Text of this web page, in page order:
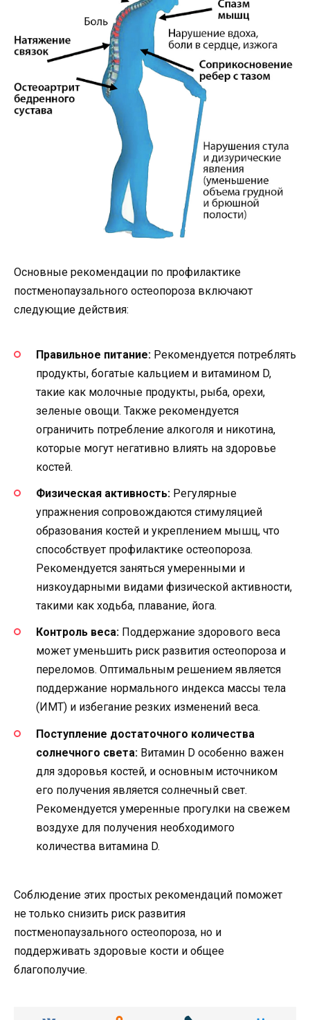
Основные рекомендации по профилактике
постменопаузального остеопороза включают
следующие действия:
Правильное питание: Рекомендуется потреблять
продукты, богатые кальцием и витамином D,
такие как молочные продукты, рыба, орехи,
зеленые овощи. Также рекомендуется
ограничить потребление алкоголя и никотина,
которые могут негативно влиять на здоровье
костей.
Физическая активность: Регулярные
упражнения сопровождаются стимуляцией
образования костей и укреплением мышц, что
способствует профилактике остеопороза.
Рекомендуется заняться умеренными и
низкоударными видами физической активности,
такими как ходьба, плавание, йога.
Контроль веса: Поддержание здорового веса
может уменьшить риск развития остеопороза и
переломов. Оптимальным решением является
поддержание нормального индекса массы тела
(ИМТ) и избегание резких изменений веса.
Поступление достаточного количества
солнечного света: Витамин D особенно важен
для здоровья костей, и основным источником
его получения является солнечный свет.
Рекомендуется умеренные прогулки на свежем
воздухе для получения необходимого
количества витамина D.
Соблюдение этих простых рекомендаций поможет
не только снизить риск развития
постменопаузального остеопороза, но и
поддерживать здоровые кости и общее
благополучие.